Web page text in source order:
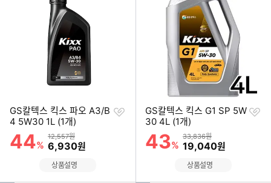
GS칼텍스 킥스 파오 A3/B
4 5W30 1L (1개)
할인률
44%
상품금액
12,557원
할인금액
6,930원
찜
상품설명
GS칼텍스 킥스 G1 SP 5W
30 4L (1개)
할인률
43%
상품금액
33,836원
할인금액
19,040원
찜
상품설명